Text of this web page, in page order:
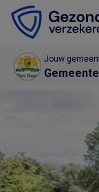
Jouw